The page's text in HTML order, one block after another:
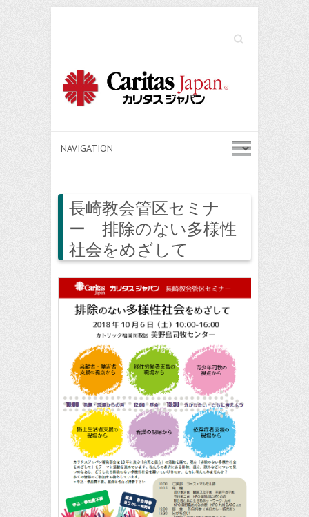
Search
長崎教会管区セミナ
ー 排除のない多様性
社会をめざして